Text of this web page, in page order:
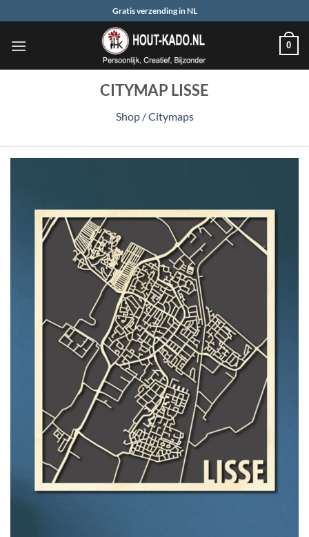
naar
inhoud
Gratis verzending in NL
0
CITYMAP LISSE
Shop /Citymaps